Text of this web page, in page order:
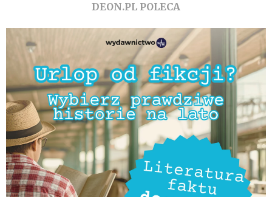
DEON.PL POLECA